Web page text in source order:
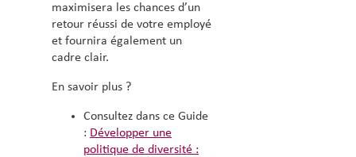
maximisera les chances d’un
retour réussi de votre employé
et fournira également un
cadre clair.
En savoir plus ?
Consultez dans ce Guide
: Développer une
politique de diversité :